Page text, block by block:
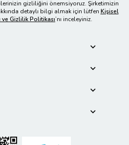
gizliliğini önemsiyoruz. Şirketimizin
detaylı bilgi almak için lütfen Kişisel
ve Gizlilik Politikası’nı inceleyiniz.